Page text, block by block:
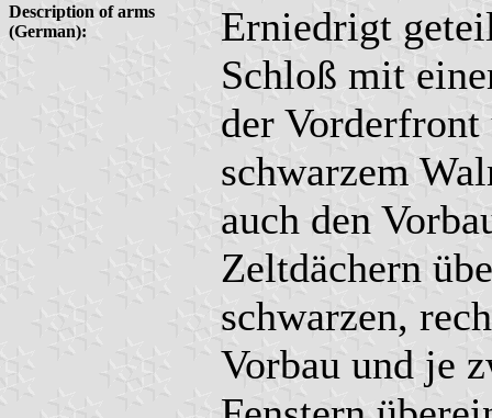
Description of arms
(German):
Erniedrigt
Schloß mit
der
schwarzem
auch den
Zeltdächern
schwarzen,
Vorbau und je